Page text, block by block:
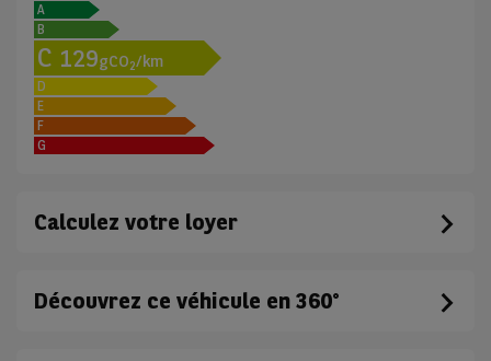
A
B
C 129gCO2/km
D
E
F
G
Calculez votre loyer
Découvrez ce véhicule en 360°